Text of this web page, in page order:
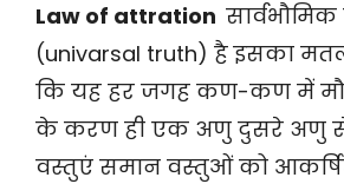
Law of attration
(univarsal truth) है इसका
कि यह हर जगह कण-कण में
के करण ही एक अणु दुसरे अणु
वस्तुएं समान वस्तुओं को